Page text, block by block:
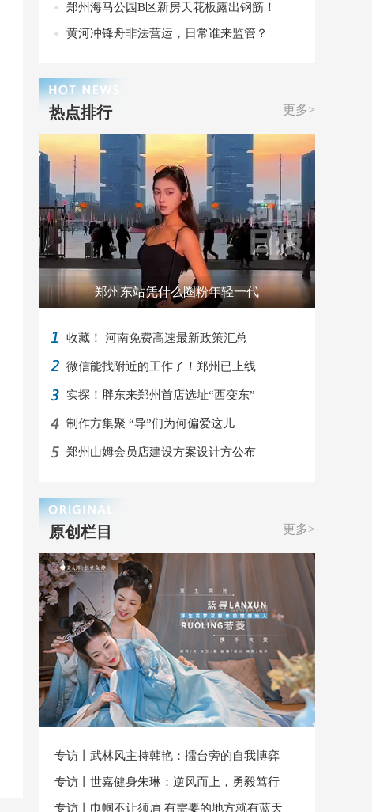
郑州海马公园B区新房天花板露出钢筋！
黄河冲锋舟非法营运，日常谁来监管？
更多>
热点排行
郑州东站凭什么圈粉年轻一代
收藏！ 河南免费高速最新政策汇总
微信能找附近的工作了！郑州已上线
实探！胖东来郑州首店选址“西变东”
制作方集聚 “导”们为何偏爱这儿
郑州山姆会员店建设方案设计方公布
更多>
原创栏目
专访丨武林风主持韩艳：擂台旁的自我博弈
专访丨世嘉健身朱琳：逆风而上，勇毅笃行
专访丨巾帼不让须眉 有需要的地方就有蓝天